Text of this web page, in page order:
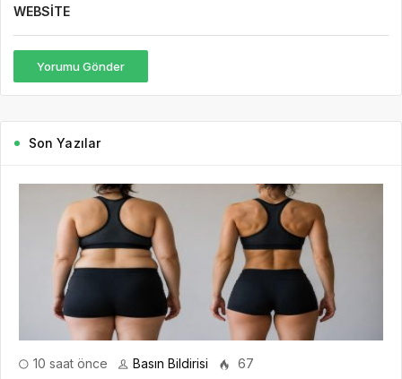
WEBSITE
Yorumu Gönder
Son Yazılar
10 saat önce Basın Bildirisi 67